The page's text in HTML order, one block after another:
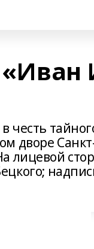
честь
дворе
лицевой